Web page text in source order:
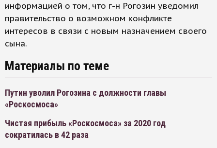
информацией о том, что г-н Рогозин уведомил
правительство о возможном конфликте
интересов в связи с новым назначением своего
сына.
Материалы по теме
Путин уволил Рогозина с должности главы
«Роскосмоса»
Чистая прибыль «Роскосмоса» за 2020 год
сократилась в 42 раза